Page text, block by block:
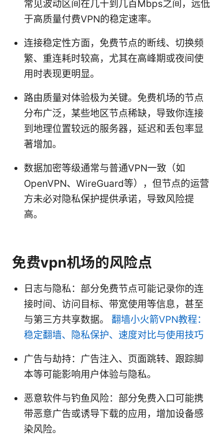
常见波动区间在几十到几百Mbps之间，远低
于高质量付费VPN的稳定速率。
连接稳定性方面，免费节点的断线、切换频
繁、重连耗时较高，尤其在高峰期或夜间使
用时表现更明显。
路由质量对体验极为关键。免费机场的节点
分布广泛，某些地区节点稀缺，导致你连接
到地理位置较远的服务器，延迟和丢包率显
著增加。
数据加密等级通常与普通VPN一致（如
OpenVPN、WireGuard等），但节点的运营
方未必对隐私保护提供承诺，导致风险提
高。
免费vpn机场的风险点
日志与隐私：部分免费节点可能记录你的连
接时间、访问目标、带宽使用等信息，甚至
与第三方共享数据。 翻墙小火箭VPN教程：
稳定翻墙、隐私保护、速度对比与使用技巧
广告与劫持：广告注入、页面跳转、跟踪脚
本等可能影响用户体验与隐私。
恶意软件与钓鱼风险：部分免费入口可能携
带恶意广告或诱导下载的应用，增加设备感
染风险。